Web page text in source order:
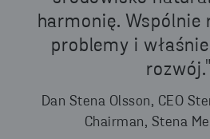
harmonię. Wspólnie
problemy i
rozwój."
Dan Stena Olsson, CEO
Chairman, Stena